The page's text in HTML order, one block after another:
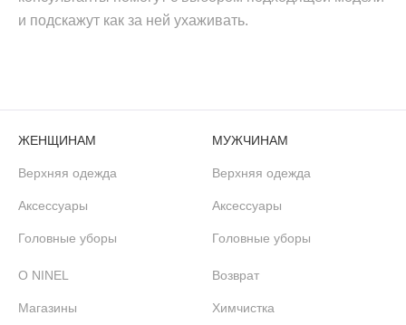
и подскажут как за ней ухаживать.
ЖЕНЩИНАМ
Верхняя одежда
Аксессуары
Головные уборы
МУЖЧИНАМ
Верхняя одежда
Аксессуары
Головные уборы
О NINEL
Магазины
Возврат
Химчистка